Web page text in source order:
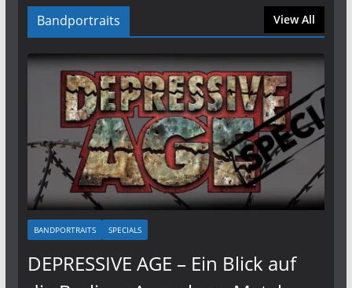
Bandportraits View All
BANDPORTRAITS SPECIALS
DEPRESSIVE AGE – Ein Blick auf